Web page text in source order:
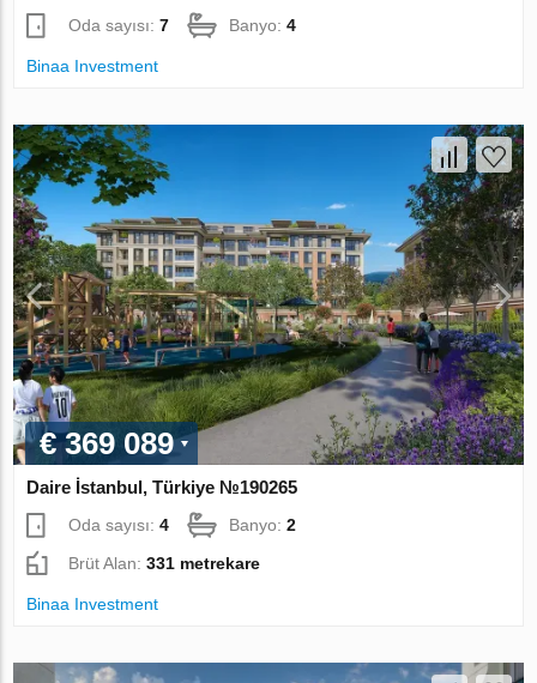
Oda sayısı:7 Banyo:4
Binaa Investment
€ 369 089
Daire İstanbul, Türkiye №190265
Oda sayısı:4 Banyo:2
Brüt Alan:331 metrekare
Binaa Investment